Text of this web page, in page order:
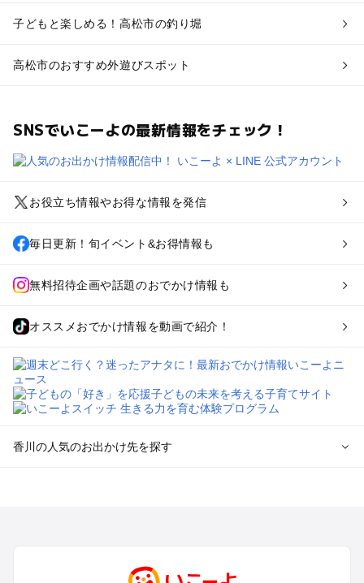
子どもと楽しめる！高松市の釣り堀
高松市のおすすめ外遊びスポット
SNSでいこーよの最新情報をチェック！
お役立ち情報やお得な情報を発信
毎日更新！旬イベント&お得情報も
無料招待企画や話題のおでかけ情報も
オススメおでかけ情報を動画で紹介！
香川の人気のお出かけ先を探す